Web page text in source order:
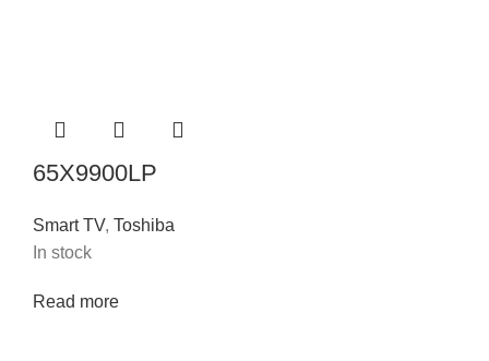
65X9900LP
Smart TV, Toshiba
In stock
Read more